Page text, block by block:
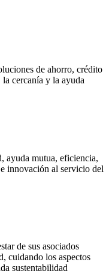
de ahorro, crédito
cercanía y la ayuda
ayuda mutua, eficiencia,
innovación al servicio del
de sus asociados
cuidando los aspectos
sustentabilidad